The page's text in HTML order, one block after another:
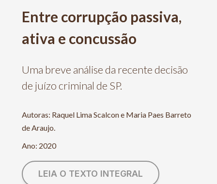
Entre corrupção passiva,
ativa e concussão
Uma breve análise da recente decisão
de juízo criminal de SP.
Autoras: Raquel Lima Scalcon e Maria Paes Barreto
de Araujo.
Ano: 2020
LEIA O TEXTO INTEGRAL